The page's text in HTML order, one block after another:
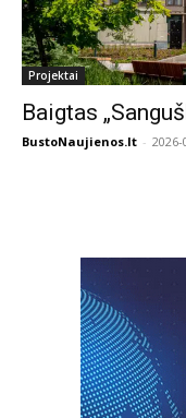
Projektai
Baigtas
BustoNaujienos.lt - 2026-